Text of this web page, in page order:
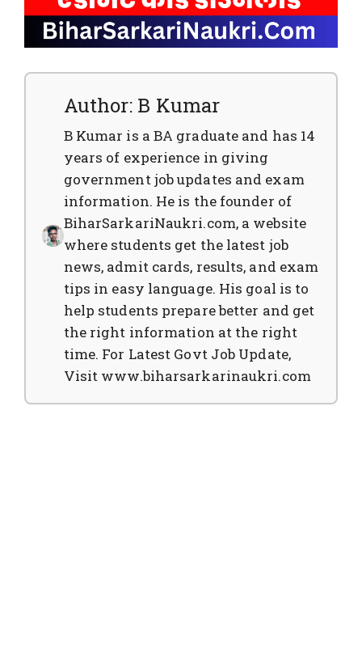
Author: B Kumar
B Kumar is a BA graduate and has 14
years of experience in giving
government job updates and exam
information. He is the founder of
BiharSarkariNaukri.com, a website
where students get the latest job
news, admit cards, results, and exam
tips in easy language. His goal is to
help students prepare better and get
the right information at the right
time. For Latest Govt Job Update,
Visit www.biharsarkarinaukri.com